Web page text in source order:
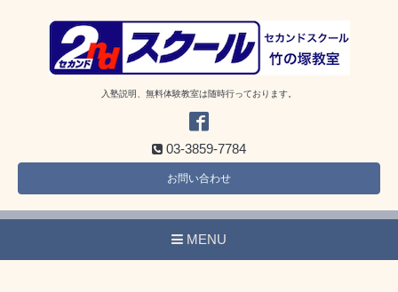
入塾説明、無料体験教室は随時行っております。
03-3859-7784
お問い合わせ
MENU